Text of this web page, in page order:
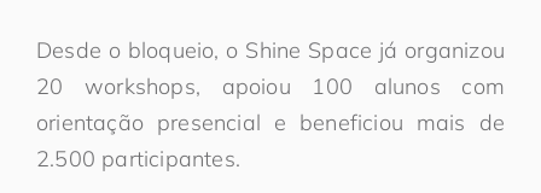
Desde o bloqueio, o Shine Space já organizou
20 workshops, apoiou 100 alunos com
orientação presencial e beneficiou mais de
2.500 participantes.